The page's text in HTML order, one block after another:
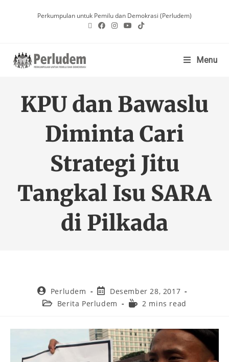
Perkumpulan untuk Pemilu dan Demokrasi (Perludem)
Menu
KPU dan Bawaslu
Diminta Cari
Strategi Jitu
Tangkal Isu SARA
di Pilkada
Perludem
Desember 28, 2017
Berita Perludem
2 mins read